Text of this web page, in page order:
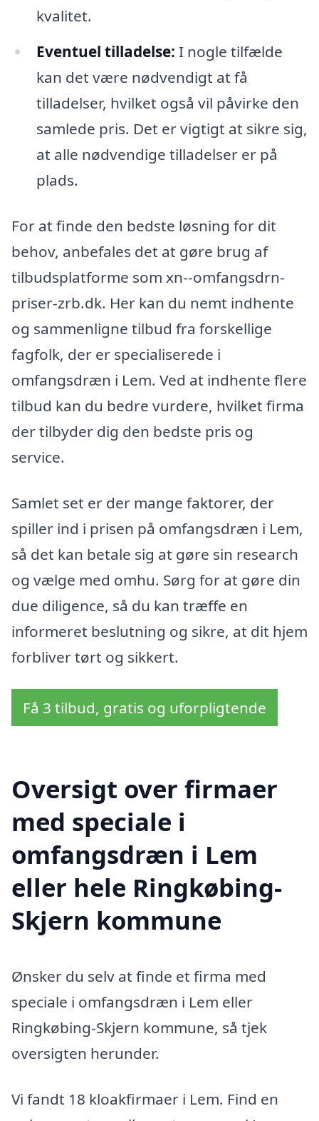
kvalitet.
Eventuel tilladelse: I nogle tilfælde
kan det være nødvendigt at få
tilladelser, hvilket også vil påvirke den
samlede pris. Det er vigtigt at sikre sig,
at alle nødvendige tilladelser er på
plads.
For at finde den bedste løsning for dit
behov, anbefales det at gøre brug af
tilbudsplatforme som xn--omfangsdrn-
priser-zrb.dk. Her kan du nemt indhente
og sammenligne tilbud fra forskellige
fagfolk, der er specialiserede i
omfangsdræn i Lem. Ved at indhente flere
tilbud kan du bedre vurdere, hvilket firma
der tilbyder dig den bedste pris og
service.
Samlet set er der mange faktorer, der
spiller ind i prisen på omfangsdræn i Lem,
så det kan betale sig at gøre sin research
og vælge med omhu. Sørg for at gøre din
due diligence, så du kan træffe en
informeret beslutning og sikre, at dit hjem
forbliver tørt og sikkert.
Få 3 tilbud, gratis og uforpligtende
Oversigt over firmaer
med speciale i
omfangsdræn i Lem
eller hele Ringkøbing-
Skjern kommune
Ønsker du selv at finde et firma med
speciale i omfangsdræn i Lem eller
Ringkøbing-Skjern kommune, så tjek
oversigten herunder.
Vi fandt 18 kloakfirmaer i Lem. Find en